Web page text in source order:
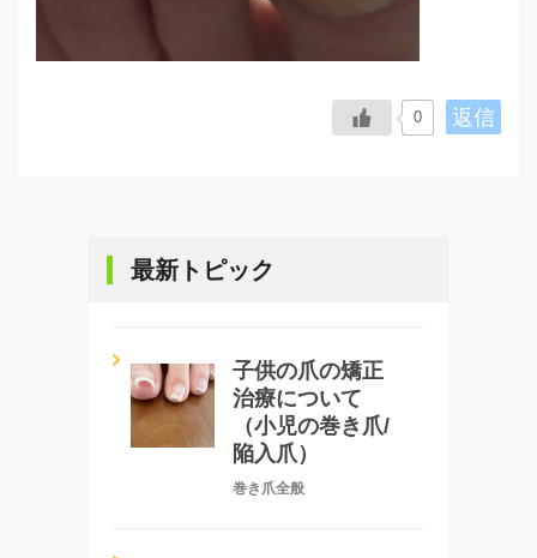
返信
0
最新トピック
子供の爪の矯正
治療について
（小児の巻き爪/
陥入爪）
巻き爪全般